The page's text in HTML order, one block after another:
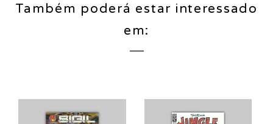
Também poderá estar interessado
em: